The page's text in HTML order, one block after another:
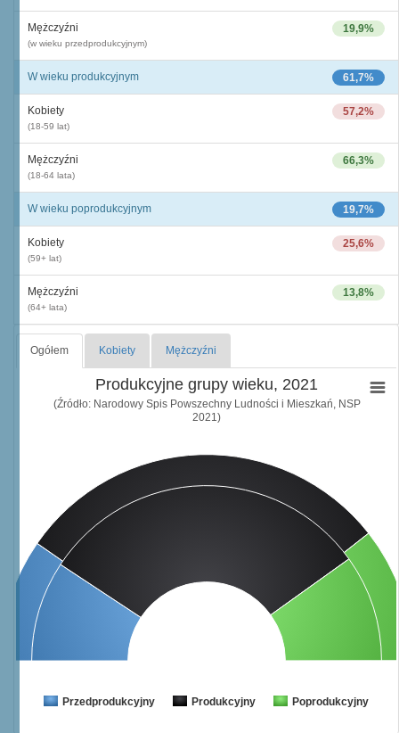
19,9%
Mężczyźni
(w wieku przedprodukcyjnym)
61,7%
W wieku produkcyjnym
57,2%
Kobiety
(18-59 lat)
66,3%
Mężczyźni
(18-64 lata)
19,7%
W wieku poprodukcyjnym
25,6%
Kobiety
(59+ lat)
13,8%
Mężczyźni
(64+ lata)
Ogółem Kobiety Mężczyźni
Produkcyjne grupy wieku, 2021
(Źródło: Narodowy Spis Powszechny Ludności i Mieszkań, NSP
2021)
Przedprodukcyjny Produkcyjny Poprodukcyjny